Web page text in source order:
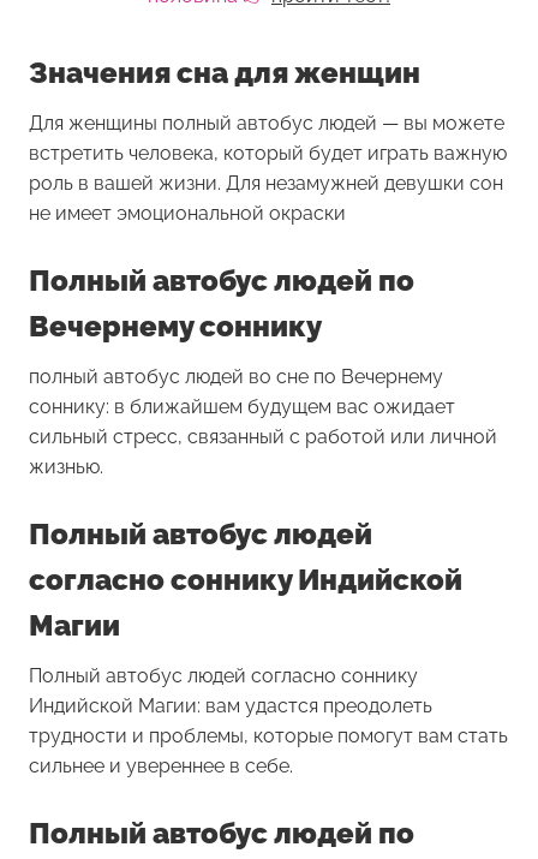
Значения сна для женщин
Для женщины полный автобус людей — вы можете
встретить человека, который будет играть важную
роль в вашей жизни. Для незамужней девушки сон
не имеет эмоциональной окраски
Полный автобус людей по
Вечернему соннику
полный автобус людей во сне по Вечернему
соннику: в ближайшем будущем вас ожидает
сильный стресс, связанный с работой или личной
жизнью.
Полный автобус людей
согласно соннику Индийской
Магии
Полный автобус людей согласно соннику
Индийской Магии: вам удастся преодолеть
трудности и проблемы, которые помогут вам стать
сильнее и увереннее в себе.
Полный автобус людей по